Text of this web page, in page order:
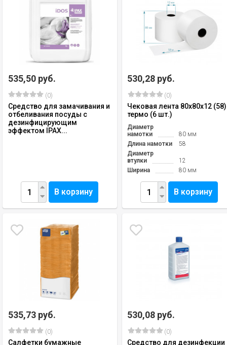
535,50 руб.
(0)
Средство для замачивания и
отбеливания посуды с
дезинфицирующим
эффектом IPAX...
В корзину
530,28 руб.
(0)
Чековая лента 80х80х12 (58)
термо (6 шт.)
Диаметр
намотки
80 мм
Длина намотки
58
Диаметр
втулки
12
Ширина
80 мм
В корзину
535,73 руб.
(0)
Салфетки бумажные
530,08 руб.
(0)
Средство для дезинфекции